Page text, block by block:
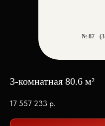
3-комнатная 80.6 м²
17 557 233 р.